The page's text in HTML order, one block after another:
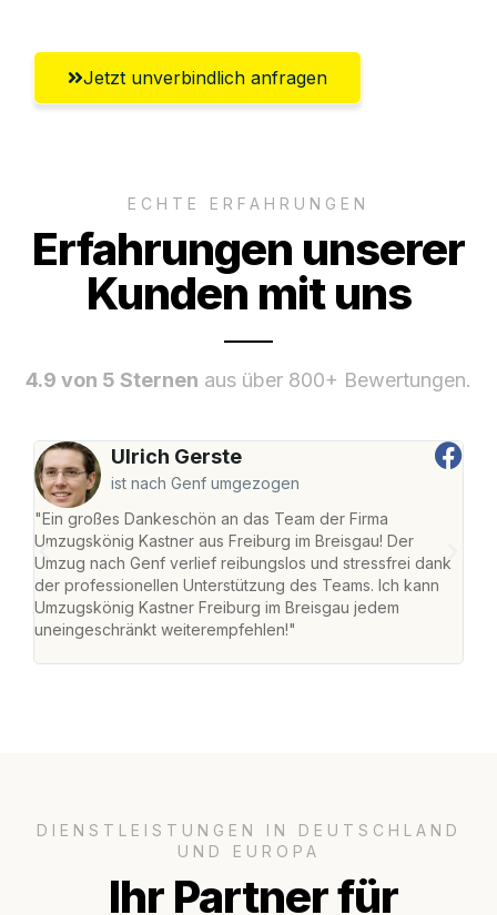
Jetzt unverbindlich anfragen
ECHTE ERFAHRUNGEN
Erfahrungen unserer
Kunden mit uns
4.9 von 5 Sternen aus über 800+ Bewertungen.
Ulrich Gerste
ist nach Genf umgezogen
"Ein großes Dankeschön an das Team der Firma
Umzugskönig Kastner aus Freiburg im Breisgau! Der
Umzug nach Genf verlief reibungslos und stressfrei dank
der professionellen Unterstützung des Teams. Ich kann
Umzugskönig Kastner Freiburg im Breisgau jedem
uneingeschränkt weiterempfehlen!"
DIENSTLEISTUNGEN IN DEUTSCHLAND
UND EUROPA
Ihr Partner für